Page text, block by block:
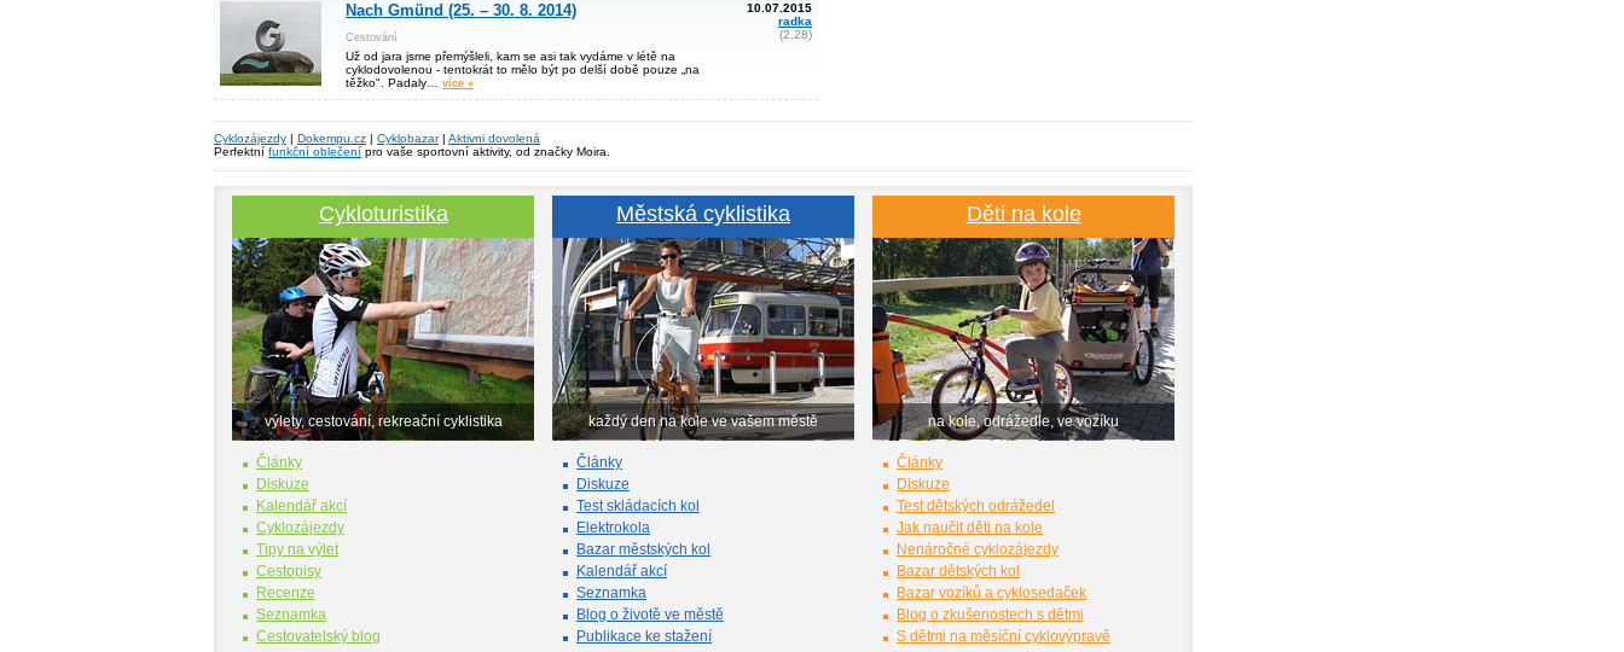
Nach Gmünd (25. – 30. 8. 2014)
Cestování
Už od jara jsme přemýšleli, kam se asi tak vydáme v létě na
cyklodovolenou - tentokrát to mělo být po delší době pouze „na
těžko". Padaly… více »
10.07.2015
radka
(2.28)
Cyklozájezdy | Dokempu.cz | Cyklobazar| Aktivni dovolená
Perfektní funkční oblečení pro vaše sportovní aktivity, od značky Moira.
Cykloturistika
výlety, cestování, rekreační cyklistika
Články
Diskuze
Kalendář akcí
Cyklozájezdy
Tipy na výlet
Cestopisy
Recenze
Seznamka
Cestovatelský blog
Městská cyklistika
každý den na kole ve vašem městě
Články
Diskuze
Test skládacích kol
Elektrokola
Bazar městských kol
Kalendář akcí
Seznamka
Blog o životě ve městě
Publikace ke stažení
Děti na kole
na kole, odrážedle, ve vozíku
Články
Diskuze
Test dětských odrážedel
Jak naučit děti na kole
Nenáročné cyklozájezdy
Bazar dětských kol
Bazar vozíků a cyklosedaček
Blog o zkušenostech s dětmi
S dětmi na měsíční cyklovýpravě